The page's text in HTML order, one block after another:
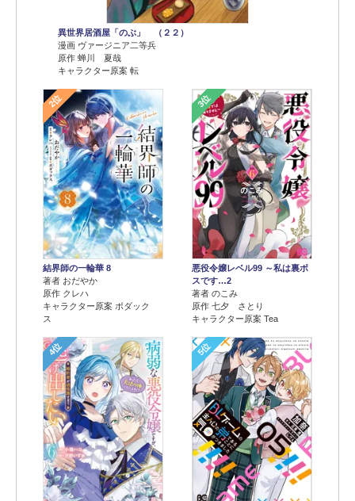
異世界居酒屋「のぶ」 （２２）
漫画 ヴァージニア二等兵
原作 蝉川 夏哉
キャラクター原案 転
2位
結界師の一輪華 8
著者 おだやか
原作 クレハ
キャラクター原案 ボダック
ス
3位
悪役令嬢レベル99 ～私は裏ボ
スです…2
著者 のこみ
原作 七夕 さとり
キャラクター原案 Tea
4位 5位